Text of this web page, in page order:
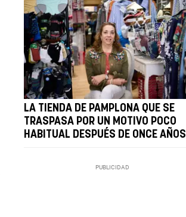
LA TIENDA DE PAMPLONA QUE SE
TRASPASA POR UN MOTIVO POCO
HABITUAL DESPUÉS DE ONCE AÑOS